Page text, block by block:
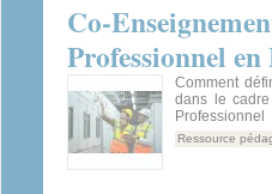
Co-
Professionnel
Comment
dans le
Professionnel
Ressource